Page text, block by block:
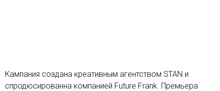
Кампания создана креативным агентством STAN и
спродюсированна компанией Future Frank. Премьера